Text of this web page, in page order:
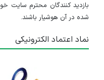
بازدید کنندگان محترم
شده در آن هوشیار باشند.
نماد اعتماد الکترونیکی